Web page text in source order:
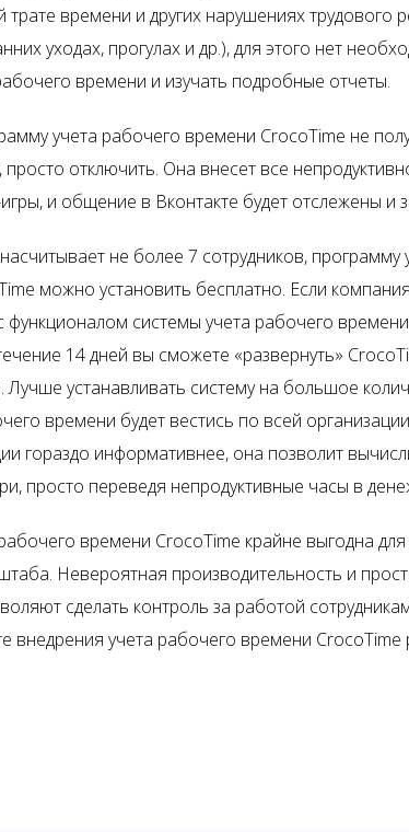
трате времени и других нарушениях трудового
уходах, прогулах и др.), для этого нет
времени и изучать подробные отчеты.
учета рабочего времени CrocoTime не
просто отключить. Она внесет все
и общение в Вконтакте будет отслежены и
не более 7 сотрудников, программу
можно установить бесплатно. Если
функционалом системы учета рабочего
14 дней вы сможете «развернуть»
Лучше устанавливать систему на большое
времени будет вестись по всей
гораздо информативнее, она позволит
просто переведя непродуктивные часы в
времени CrocoTime крайне выгодна
Невероятная производительность и
сделать контроль за работой
внедрения учета рабочего времени CrocoTime